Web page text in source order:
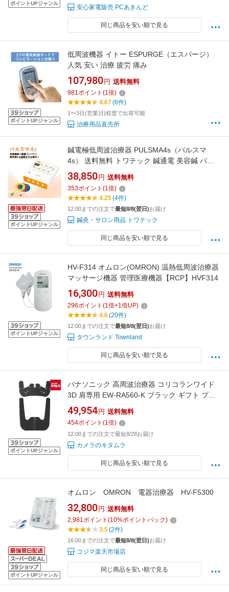
ポイントUPジャンル
安心家電販売 PCあきんど
同じ商品を安い順で見る
ポイントUPジャンル
低周波機器 イトー ESPURGE（エスパージ）
人気 安い 治療 疲労 痛み
107,980 円 送料無料
981ポイント (1倍)
4.67(6件)
1〜3日(営業日)程度で出荷可能
治療用品直売所
ポイントUPジャンル
鍼電極低周波治療器 PULSMA4s（パルスマ
4s） 送料無料 トワテック 鍼通電 美容鍼 パル
ス治療器 4回路 4チャネル 軽量 効果 疲労 痛み
38,850 円 送料無料
353ポイント (1倍)
4.25(4件)
12:00までの注文で最短8/8(翌日)お届け
鍼灸・サロン用品 トワテック
同じ商品を安い順で見る
ポイントUPジャンル
HV-F314 オムロン(OMRON) 温熱低周波治療器
マッサージ機器 管理医療機器【RCP】HVF314
16,300 円 送料無料
296ポイント (1倍+1倍UP)
4.6(20件)
12:00までの注文で最短8/8(翌日)お届け
タウンランド Townland
同じ商品を安い順で見る
ポイントUPジャンル
パナソニック 高周波治療器 コリコランワイド
3D 肩専用 EW-RA560-K ブラック ギフト プレ
ゼント 父の日 母の日 敬老の日 クリスマス 祝い
新生活 《納期約2－3週間》
49,954 円 送料無料
454ポイント (1倍)
12:00までの注文で最短8/28お届け
カメラのキタムラ
同じ商品を安い順で見る
ポイントUPジャンル
オムロン OMRON 電器治療器 HV-F5300
32,800 円 送料無料
2,981ポイント (10%ポイントバック)
3.5(2件)
16:00までの注文で最短8/8(翌日)お届け
コジマ楽天市場店
同じ商品を安い順で見る